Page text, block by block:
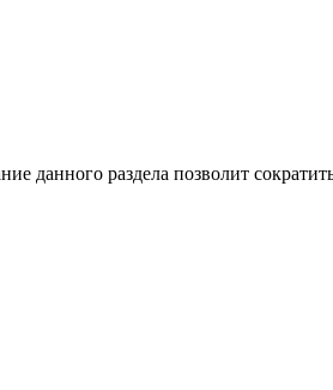
данного раздела позволит